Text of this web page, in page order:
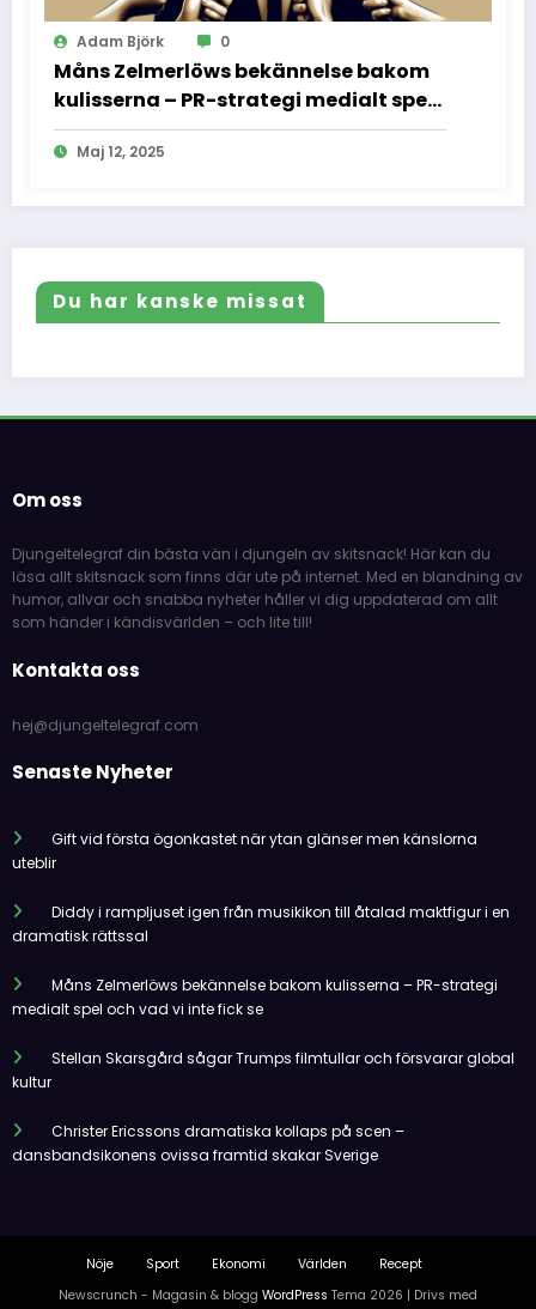
Adam Björk 0
Måns Zelmerlöws bekännelse bakom
kulisserna – PR-strategi medialt spel
och vad vi inte fick se
Maj 12, 2025
Du har kanske missat
Om oss
Djungeltelegraf din bästa vän i djungeln av skitsnack! Här kan du
läsa allt skitsnack som finns där ute på internet. Med en blandning av
humor, allvar och snabba nyheter håller vi dig uppdaterad om allt
som händer i kändisvärlden – och lite till!
Kontakta oss
hej@djungeltelegraf.com
Senaste Nyheter
Gift vid första ögonkastet när ytan glänser men känslorna
uteblir
Diddy i rampljuset igen från musikikon till åtalad maktfigur i en
dramatisk rättssal
Måns Zelmerlöws bekännelse bakom kulisserna – PR-strategi
medialt spel och vad vi inte fick se
Stellan Skarsgård sågar Trumps filmtullar och försvarar global
kultur
Christer Ericssons dramatiska kollaps på scen –
dansbandsikonens ovissa framtid skakar Sverige
Nöje Sport Ekonomi Världen
Recept
Newscrunch - Magasin & blogg WordPress Tema 2026 | Drivs med